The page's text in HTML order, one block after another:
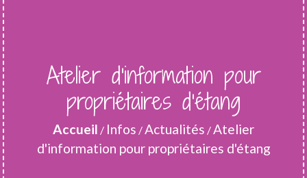
Atelier d'information pour
propriétaires d'étang
Accueil / Infos /Actualités /Atelier
d'information pour propriétaires d'étang